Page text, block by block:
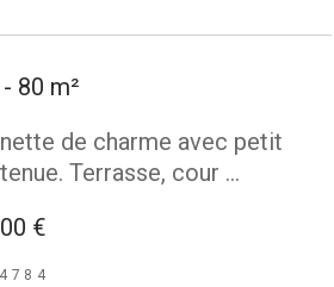
80 m²
de charme avec petit
Terrasse, cour ...
€